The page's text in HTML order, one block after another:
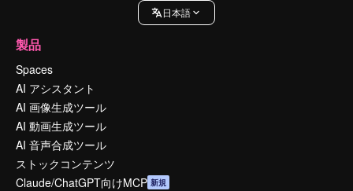
日本語
製品
Spaces
AI アシスタント
AI 画像生成ツール
AI 動画生成ツール
AI 音声合成ツール
ストックコンテンツ
Claude/ChatGPT向けMCP 新規